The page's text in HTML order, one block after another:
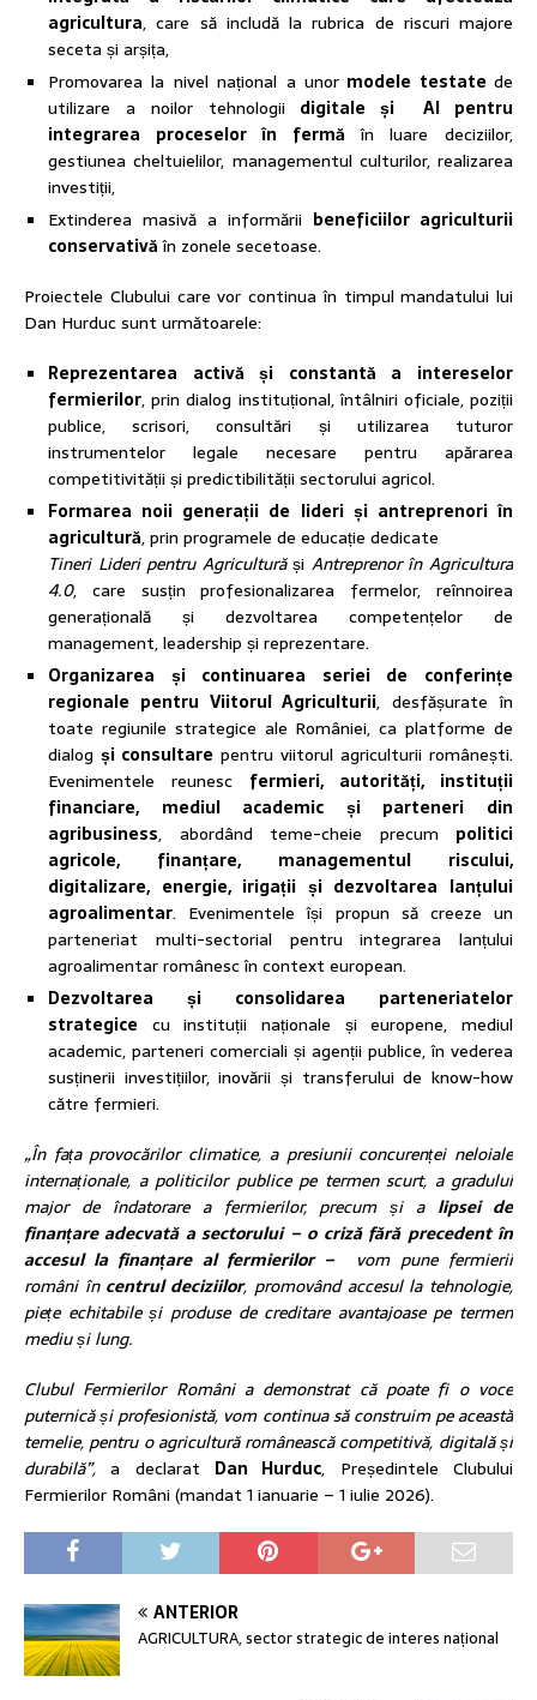
agricultura, care să includă la rubrica de riscuri majore
seceta și arșița,
Promovarea la nivel național a unormodele testate de
utilizare a noilor tehnologii digitale și AI pentru
integrarea proceselor în fermăîn luare deciziilor,
gestiunea cheltuielilor, managementul culturilor, realizarea
investiții,
Extinderea masivă a informării beneficiilor agriculturii
conservativăîn zonele secetoase.
Proiectele Clubului care vor continua în timpul mandatului lui
Dan Hurduc sunt următoarele:
Reprezentarea activă și constantă a intereselor
fermierilor, prin dialog instituțional, întâlniri oficiale, poziții
publice, scrisori, consultări și utilizarea tuturor
instrumentelor legale necesare pentru apărarea
competitivității și predictibilității sectorului agricol.
Formarea noii generații de lideri și antreprenori în
agricultură, prin programele de educație dedicate
Tineri Lideri pentru Agriculturăși Antreprenor în Agricultura
4.0, care susțin profesionalizarea fermelor, reînnoirea
generațională și dezvoltarea competențelor de
management, leadership și reprezentare.
Organizarea și continuarea seriei de conferințe
regionale pentru Viitorul Agriculturii, desfășurate în
toate regiunile strategice ale României, ca platforme de
dialog și consultare pentru viitorul agriculturii românești.
Evenimentele reunesc fermieri, autorități, instituții
financiare, mediul academic și parteneri din
agribusiness, abordând teme-cheie precum politici
agricole, finanțare, managementul riscului,
digitalizare, energie, irigații și dezvoltarea lanțului
agroalimentar. Evenimentele își propun să creeze un
parteneriat multi-sectorial pentru integrarea lanțului
agroalimentar românesc în context european.
Dezvoltarea și consolidarea parteneriatelor
strategice cu instituții naționale și europene, mediul
academic, parteneri comerciali și agenții publice, în vederea
susținerii investițiilor, inovării și transferului de know-how
către fermieri.
„În fața provocărilor climatice, a presiunii concurenței neloiale
internaționale, a politicilor publice pe termen scurt, a gradului
major de îndatorare a fermierilor, precum și a lipsei de
finanțare adecvată a sectorului – o criză fără precedent în
accesul la finanțare al fermierilor –
vom pune fermierii
români în centrul deciziilor, promovând accesul la tehnologie,
piețe echitabileși produse de creditare avantajoase pe termen
mediu și lung.
Clubul Fermierilor Români a demonstrat că poate fi o voce
puternică și profesionistă, vom continua să construim pe această
temelie, pentru o agricultură românească competitivă, digitală și
durabilă”, a declarat Dan Hurduc, Președintele Clubului
Fermierilor Români (mandat 1 ianuarie – 1 iulie 2026).
ANTERIOR
AGRICULTURA, sector strategic de interes național